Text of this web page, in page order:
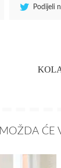
Podijeli
MOŽDA ĆE